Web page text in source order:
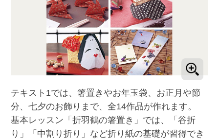
テキスト1では、箸置きやお年玉袋、お正月や節
分、七夕のお飾りまで、全14作品が作れます。
基本レッスン「折羽鶴の箸置き」では、「谷折
り」「中割り折り」など折り紙の基礎が習得でき